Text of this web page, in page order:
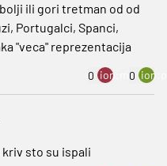
ili gori tretman od od
Portugalci, Spanci,
"veca" reprezentacija
0 ion:minus
0
sto su ispali